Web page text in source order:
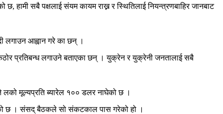
हामी सबै पक्षलाई संयम कायम राख्न र स्थितिलाई नियन्त्रणबाहिर जानबाट
लगाउन आह्वान गरे का छन् ।
प्रतिबन्ध लगाउने बताएका छन् । युक्रेन र युक्रेनी जनतालाई सबै
लको मूल्यप्रति ब्यारेल १०० डलर नाघेको छ ।
छ । संसद् बैठकले सो संकटकाल पास गरेको हो ।